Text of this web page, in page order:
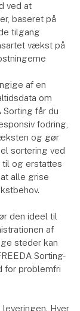
ved at
baseret på
tilgang
vækst på
af en
om
får du
fodring,
og gør
sortering ved
og erstattes
alle grise
den ideel til
af
steder kan
Sorting-
for problemfri
Hver